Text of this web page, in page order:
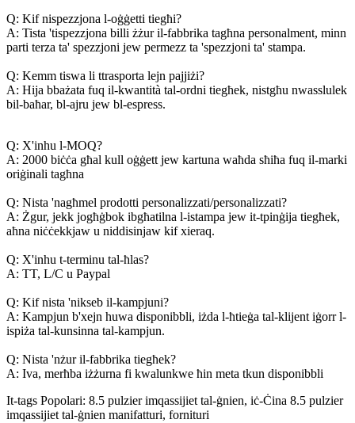
Q: Kif nispezzjona l-oġġetti tiegħi?
A: Tista 'tispezzjona billi żżur il-fabbrika tagħna personalment, minn
parti terza ta' spezzjoni jew permezz ta 'spezzjoni ta' stampa.
Q: Kemm tiswa li ttrasporta lejn pajjiżi?
A: Hija bbażata fuq il-kwantità tal-ordni tiegħek, nistgħu nwasslulek
bil-baħar, bl-ajru jew bl-espress.
Q: X'inhu l-MOQ?
A: 2000 biċċa għal kull oġġett jew kartuna waħda sħiħa fuq il-marki
oriġinali tagħna
Q: Nista 'nagħmel prodotti personalizzati/personalizzati?
A: Żgur, jekk jogħġbok ibgħatilna l-istampa jew it-tpinġija tiegħek,
aħna niċċekkjaw u niddisinjaw kif xieraq.
Q: X'inhu t-terminu tal-ħlas?
A: TT, L/C u Paypal
Q: Kif nista 'nikseb il-kampjuni?
A: Kampjun b'xejn huwa disponibbli, iżda l-ħtieġa tal-klijent iġorr l-
ispiża tal-kunsinna tal-kampjun.
Q: Nista 'nżur il-fabbrika tiegħek?
A: Iva, merħba iżżurna fi kwalunkwe ħin meta tkun disponibbli
It-tags Popolari: 8.5 pulzier imqassijiet tal-ġnien, iċ-Ċina 8.5 pulzier
imqassijiet tal-ġnien manifatturi, fornituri